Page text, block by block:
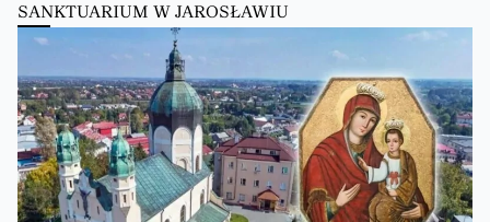
Zobacz na Facebooku
Kościół GreckokatolickiKościół Greckokatolicki
zmienił(a) swój status.
6 hours ago
Zobacz na Facebooku · Udostępnij
SANKTUARIUM W JAROSŁAWIU